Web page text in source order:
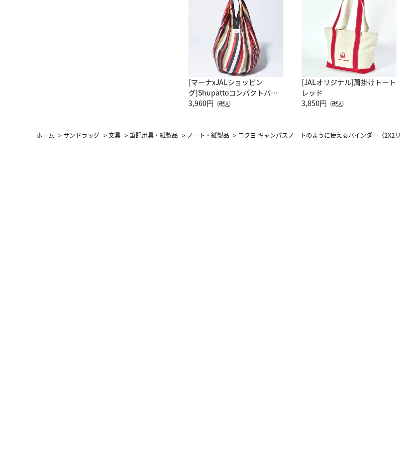
[マーナxJALショッピン
グ]Shupattoコンパクトバッ
グ Drop JAL客室乗務員
3,960円 （税込）
[JALオリジナル]肩掛けトート
レッド
3,850円 （税込）
ホーム >サンドラッグ >文具 >筆記用具・紙製品 > ノート・紙製品 > コクヨ キャンパスノートのように使えるバインダー（2X2